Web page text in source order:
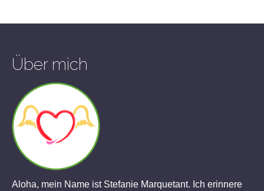
Über mich
Aloha, mein Name ist Stefanie Marquetant. Ich erinnere